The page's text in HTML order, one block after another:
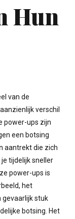
Hun
van de
verschil
power-ups zijn
een botsing
aantrekt die zich
tijdelijk sneller
power-ups is
het
gevaarlijk stuk
botsing. Het